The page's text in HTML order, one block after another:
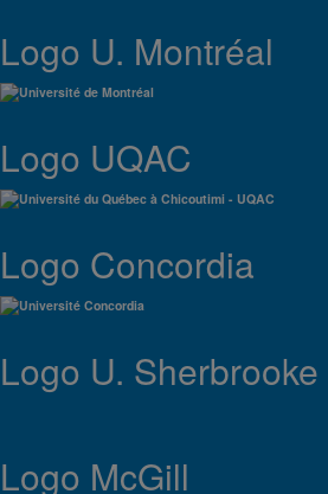
Logo U. Montréal
Logo UQAC
Logo Concordia
Logo U. Sherbrooke
Logo McGill